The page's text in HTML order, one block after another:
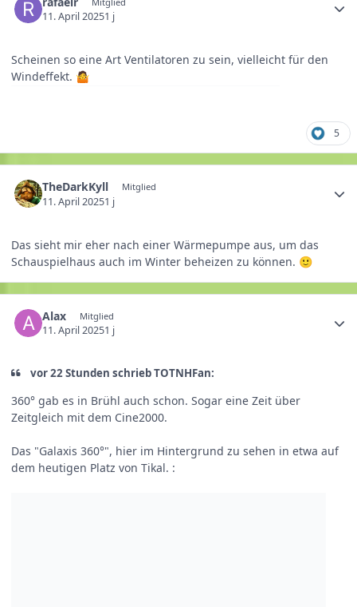
11. April 20251 j
Scheinen so eine Art Ventilatoren zu sein, vielleicht für den
Windeffekt. 🤷
5
TheDarkKyll Mitglied
11. April 20251 j
Das sieht mir eher nach einer Wärmepumpe aus, um das
Schauspielhaus auch im Winter beheizen zu können. 🙂
Alax Mitglied
11. April 20251 j
vor 22 Stunden schrieb TOTNHFan:
360° gab es in Brühl auch schon. Sogar eine Zeit über
Zeitgleich mit dem Cine2000.
Das "Galaxis 360°", hier im Hintergrund zu sehen in etwa auf
dem heutigen Platz von Tikal. :